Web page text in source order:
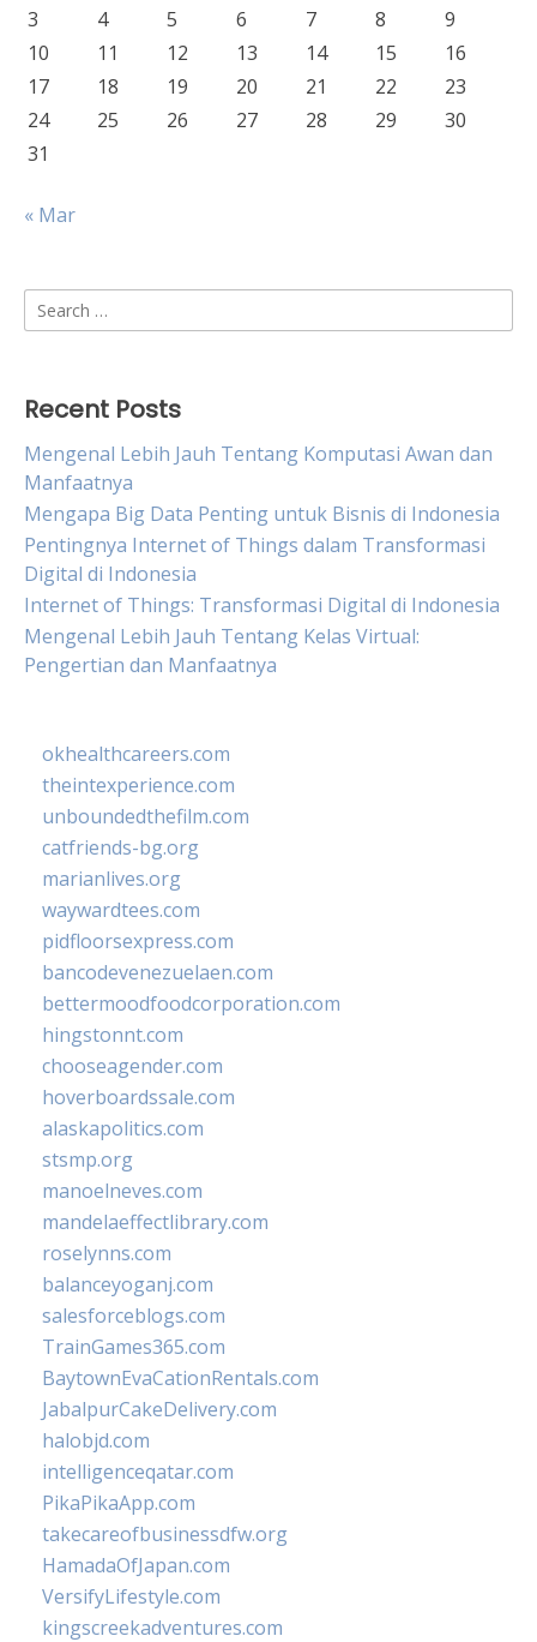
3 4 5 6 7 8
9
10
11 12 13 14 15
16
17
18 19 20 21 22
23
24
25 26 27 28 29
30
31
« Mar
Search
for:
Recent Posts
Mengenal Lebih Jauh Tentang Komputasi Awan dan
Manfaatnya
Mengapa Big Data Penting untuk Bisnis di Indonesia
Pentingnya Internet of Things dalam Transformasi
Digital di Indonesia
Internet of Things: Transformasi Digital di Indonesia
Mengenal Lebih Jauh Tentang Kelas Virtual:
Pengertian dan Manfaatnya
okhealthcareers.com
theintexperience.com
unboundedthefilm.com
catfriends-bg.org
marianlives.org
waywardtees.com
pidfloorsexpress.com
bancodevenezuelaen.com
bettermoodfoodcorporation.com
hingstonnt.com
chooseagender.com
hoverboardssale.com
alaskapolitics.com
stsmp.org
manoelneves.com
mandelaeffectlibrary.com
roselynns.com
balanceyoganj.com
salesforceblogs.com
TrainGames365.com
BaytownEvaCationRentals.com
JabalpurCakeDelivery.com
halobjd.com
intelligenceqatar.com
PikaPikaApp.com
takecareofbusinessdfw.org
HamadaOfJapan.com
VersifyLifestyle.com
kingscreekadventures.com